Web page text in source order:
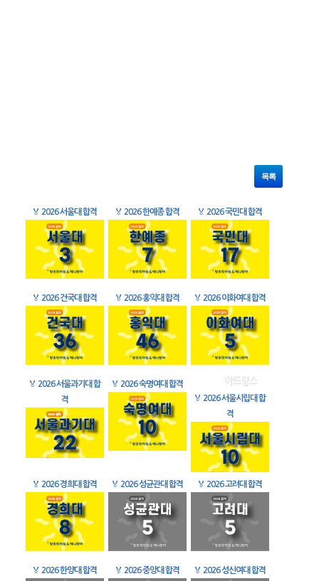
목록
🏅 2026 서울대 합격 🏅 2026 한예종 합격 🏅 2026 국민대 합격
🏅 2026 건국대 합격 🏅 2026 홍익대 합격 🏅 2026 이화여대 합격
🏅 2026 서울과기대 합
격
🏅 2026 숙명여대 합격
🏅 2026 서울시립대 합
격
🏅 2026 경희대 합격 🏅 2026 성균관대 합격 🏅 2026 고려대 합격
🏅 2026 한양대 합격 🏅 2026 중앙대 합격 🏅 2026 성신여대 합격